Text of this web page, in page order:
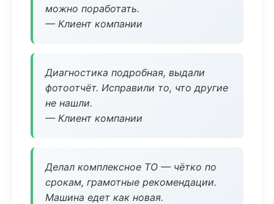
можно поработать.
— Клиент компании
Диагностика подробная, выдали
фотоотчёт. Исправили то, что другие
не нашли.
— Клиент компании
Делал комплексное ТО — чётко по
срокам, грамотные рекомендации.
Машина едет как новая.